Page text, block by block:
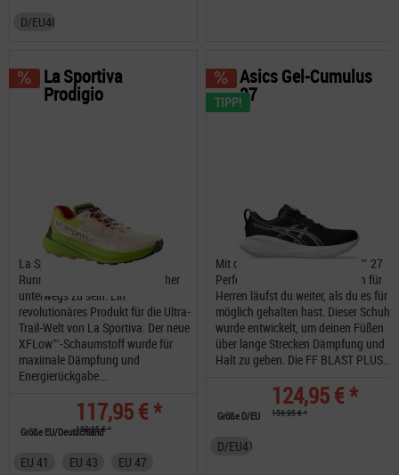
D/EU40
La Sportiva Prodigio ein Trail
Running Schuh, perfekt um sicher
unterwegs zu sein. Ein
revolutionäres Produkt für die Ultra-
Trail-Welt von La Sportiva. Der neue
XFLow™-Schaumstoff wurde für
maximale Dämpfung und
Energierückgabe...
117,95 € *
159,95 € *
La Sportiva
Prodigio
Größe EU/Deutschland
EU 41 EU 43 EU 47
TIPP!
Mit dem ASICS GEL-CUMULUS™ 27
Performance-Straßenlaufschuh für
Herren läufst du weiter, als du es für
möglich gehalten hast. Dieser Schuh
wurde entwickelt, um deinen Füßen
über lange Strecken Dämpfung und
Halt zu geben. Die FF BLAST PLUS...
124,95 € *
159,95 € *
Asics Gel-Cumulus
27
Größe D/EU
D/EU41,5